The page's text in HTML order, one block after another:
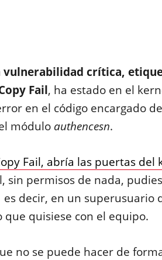
vulnerabilidad crítica,
Fail, ha estado en el
en el código encargado
módulo authencesn.
Fail, abría las puertas del
permisos de nada,
es decir, en un superusuario
quisiese con el equipo.
no se puede hacer de